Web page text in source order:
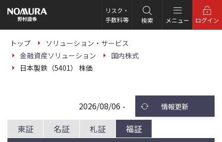
の
ー
リスク・
手数料等
検索 メニュー ログイン
トップ
ソリューション・サービス
金融資産ソリューション
国内株式
日本製鉄（5401） 株価
東証 名証 札証 福証
2026/08/06 - 情報更新